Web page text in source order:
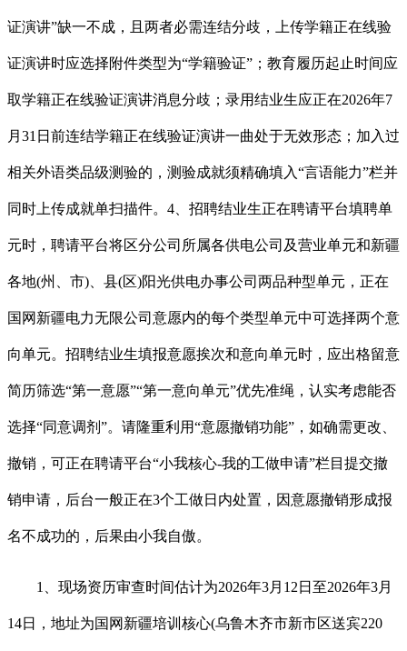
证演讲”缺一不成，且两者必需连结分歧，上传学籍正在线验
证演讲时应选择附件类型为“学籍验证”；教育履历起止时间应
取学籍正在线验证演讲消息分歧；录用结业生应正在2026年7
月31日前连结学籍正在线验证演讲一曲处于无效形态；加入过
相关外语类品级测验的，测验成就须精确填入“言语能力”栏并
同时上传成就单扫描件。4、招聘结业生正在聘请平台填聘单
元时，聘请平台将区分公司所属各供电公司及营业单元和新疆
各地(州、市)、县(区)阳光供电办事公司两品种型单元，正在
国网新疆电力无限公司意愿内的每个类型单元中可选择两个意
向单元。招聘结业生填报意愿挨次和意向单元时，应出格留意
简历筛选“第一意愿”“第一意向单元”优先准绳，认实考虑能否
选择“同意调剂”。请隆重利用“意愿撤销功能”，如确需更改、
撤销，可正在聘请平台“小我核心-我的工做申请”栏目提交撤
销申请，后台一般正在3个工做日内处置，因意愿撤销形成报
名不成功的，后果由小我自傲。
1、现场资历审查时间估计为2026年3月12日至2026年3月
14日，地址为国网新疆培训核心(乌鲁木齐市新市区送宾220